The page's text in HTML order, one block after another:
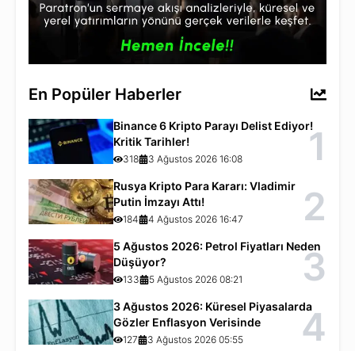
En Popüler Haberler
Binance 6 Kripto Parayı Delist Ediyor!
Kritik Tarihler!
318 3 Ağustos 2026 16:08 1
Rusya Kripto Para Kararı: Vladimir
Putin İmzayı Attı!
184 4 Ağustos 2026 16:47 2
5 Ağustos 2026: Petrol Fiyatları Neden
Düşüyor?
133 5 Ağustos 2026 08:21 3
3 Ağustos 2026: Küresel Piyasalarda
Gözler Enflasyon Verisinde
127 3 Ağustos 2026 05:55 4